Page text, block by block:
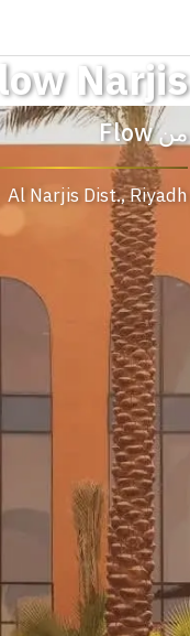
Narjis
منFlow
Al Narjis Dist.,Riyadh